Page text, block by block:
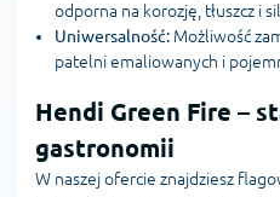
odporna na korozję, tłuszcz i
Uniwersalność: Możliwość
patelni emaliowanych i
Hendi Green Fire –
gastronomii
W naszej ofercie znajdziesz